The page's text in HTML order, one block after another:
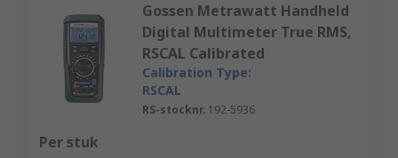
Gossen Metrawatt Handheld
Digital Multimeter True RMS,
RSCAL Calibrated
Calibration Type:
RSCAL
RS-stocknr. 192-5936
Per stuk